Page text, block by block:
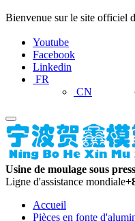
Bienvenue sur le site officiel
Youtube
Facebook
Linkedin
FR
CN
Usine de moulage sous
Ligne d'assistance mondiale
Accueil
Pièces en fonte